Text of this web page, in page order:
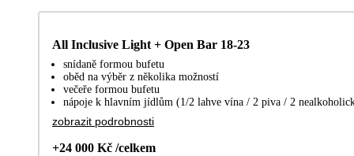
All Inclusive Light + Open Bar 18-23
snídaně formou bufetu
oběd na výběr z několika možností
večeře formou bufetu
nápoje k hlavním jídlům (1/2 lahve vína / 2 piva / 2
zobrazit podrobnosti
+24 000 Kč /celkem